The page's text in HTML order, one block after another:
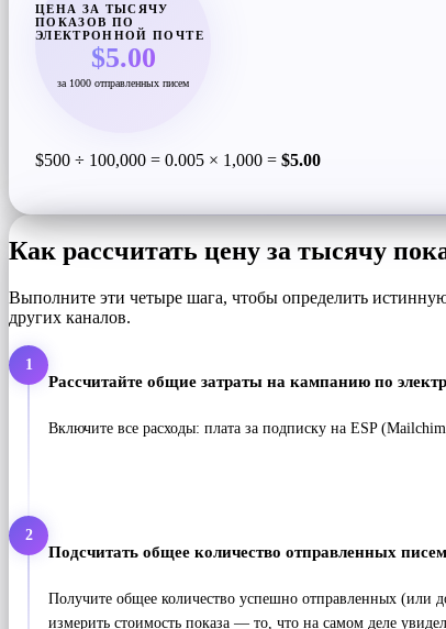
ЦЕНА ЗА ТЫСЯЧУ
ПОКАЗОВ ПО
ЭЛЕКТРОННОЙ ПОЧТЕ
$5.00
за 1000 отправленных писем
$500 ÷ 100,000 = 0.005 × 1,000 = $5.00
Как рассчитать цену за тысячу
Выполните эти четыре шага, чтобы определить
других каналов.
1
Рассчитайте общие затраты на кампанию по
Включите все расходы: плата за подписку на ESP
2
Подсчитать общее количество отправленных писем
Получите общее количество успешно отправленных (или
измерить стоимость показа — то, что на самом деле